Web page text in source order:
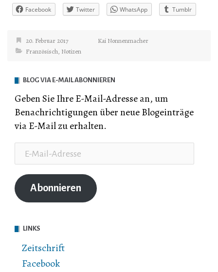
Facebook Twitter WhatsApp Tumblr
20. Februar 2017
Kai Nonnenmacher
Französisch, Notizen
BLOG VIA E-MAIL ABONNIEREN
Geben Sie Ihre E-Mail-Adresse an, um
Benachrichtigungen über neue Blogeinträge
via E-Mail zu erhalten.
Mail-
Adresse
Abonnieren
LINKS
Zeitschrift
Facebook